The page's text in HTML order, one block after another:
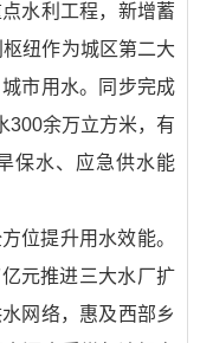
水利工程，新增蓄
纽作为城区第二大
市用水。同步完成
300余万立方米，有
保水、应急供水能
位提升用水效能。
元推进三大水厂扩
网络，惠及西部乡